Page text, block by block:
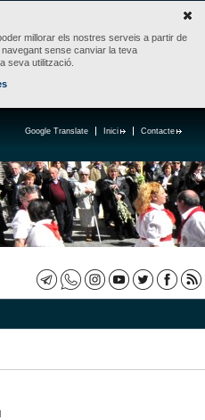
millorar els nostres serveis a partir de
sense canviar la teva
seva utilització.
Contacte
Inici
Google Translate